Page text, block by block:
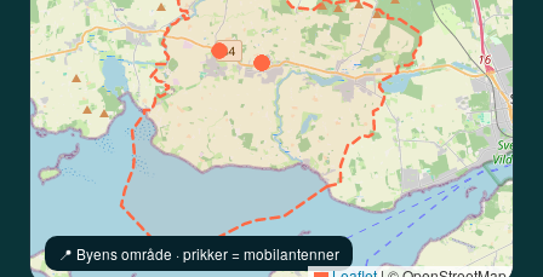
📍️ Byens område · prikker = mobilantenner